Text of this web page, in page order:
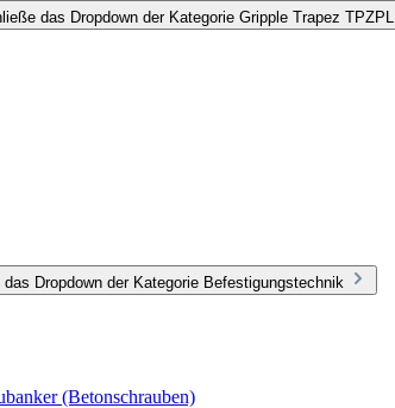
das Dropdown der Kategorie Gripple Trapez TPZPL
Dropdown der Kategorie Befestigungstechnik
(Betonschrauben)